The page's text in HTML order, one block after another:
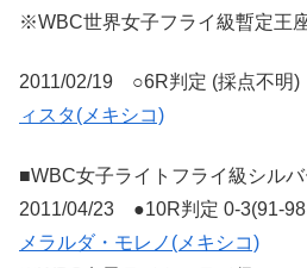
※WBC世界女子フライ級暫定王
2011/02/19 ○6R判定 (採点不明
ィスタ(メキシコ)
■WBC女子ライトフライ級シル
2011/04/23 ●10R判定 0-3(91-
メラルダ・モレノ(メキシコ)